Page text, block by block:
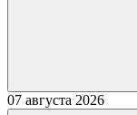
07 августа 2026